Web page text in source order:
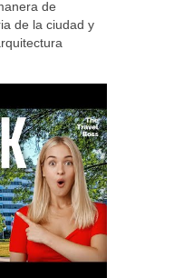
de
de la ciudad y